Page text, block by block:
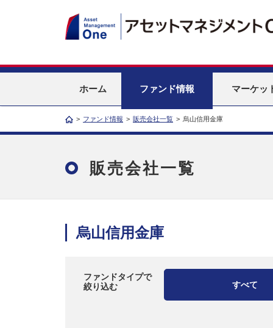
ホーム ファンド情報 マーケッ
> ファンド情報 > 販売会社一覧 > 烏山信用金庫
販売会社一覧
烏山信用金庫
ファンドタイプで
絞り込む
すべて